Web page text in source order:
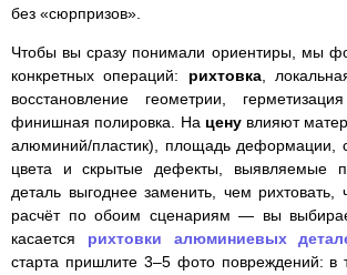
без «сюрпризов».
Чтобы вы сразу понимали ориентиры, мы
конкретных операций: рихтовка,
восстановление геометрии,
финишная полировка. На ценувлияют
алюминий/пластик), площадь деформации,
цвета и скрытые дефекты, выявляемые
деталь выгоднее заменить, чем рихтовать,
расчёт по обоим сценариям — вы
касается рихтовки алюминиевых
старта пришлите 3–5 фото повреждений: в